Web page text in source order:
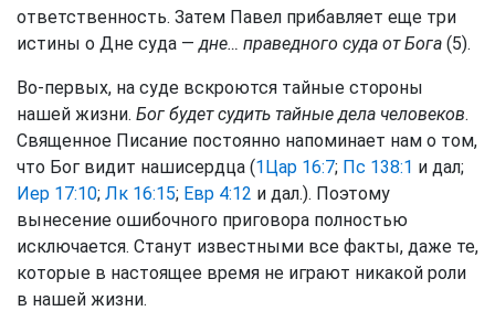
ответственность. Затем Павел прибавляет еще три
истины о Дне суда —дне… праведного суда от Бога (5).
Во-первых, на суде вскроются тайные стороны
нашей жизни. Бог будет судить тайные дела человеков.
Священное Писание постоянно напоминает нам о том,
что Бог видит нашисердца (1Цар 16:7; Пс 138:1 и дал;
Иер 17:10; Лк 16:15; Евр 4:12 и дал.). Поэтому
вынесение ошибочного приговора полностью
исключается. Станут известными все факты, даже те,
которые в настоящее время не играют никакой роли
в нашей жизни.